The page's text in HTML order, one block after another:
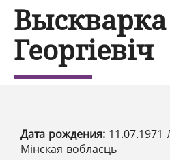
Георгіевіч
Дата рождения: 11.07.1971
Мінская вобласць